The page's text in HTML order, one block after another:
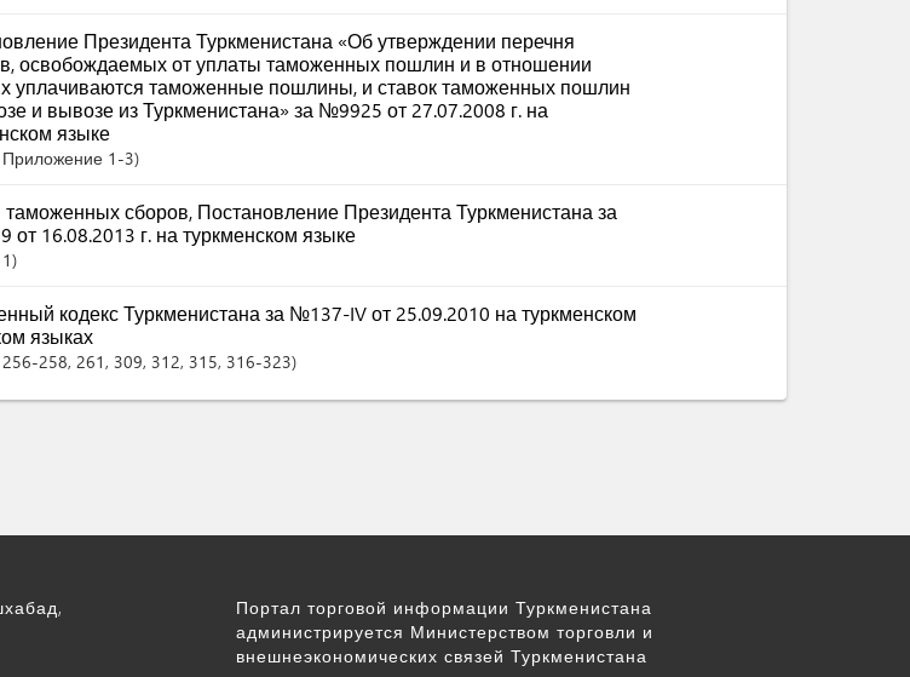
Президента Туркменистана «Об утверждении перечня
освобождаемых от уплаты таможенных пошлин и в отношении
уплачиваются таможенные пошлины, и ставок таможенных пошлин
и вывозе из Туркменистана» за №9925 от 27.07.2008 г. на
языке
Приложение 1-3
таможенных сборов, Постановление Президента Туркменистана за
от 16.08.2013 г. на туркменском языке
1
кодекс Туркменистана за №137-IV от 25.09.2010 на туркменском
языках
256-258, 261 , 309, 312, 315, 316-323
Портал торговой информации Туркменистана
администрируется Министерством торговли и
внешнеэкономических связей Туркменистана